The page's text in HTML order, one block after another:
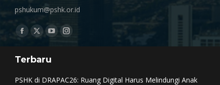
pshukum@pshk.or.id
Find us on:
Facebook
opens
X
opens
YouTube
opens
Instagram
Terbaru
PSHK di DRAPAC26: Ruang Digital Harus Melindungi Anak